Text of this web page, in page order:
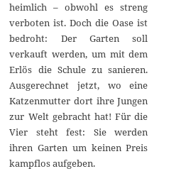
heimlich – obwohl es streng
verboten ist. Doch die Oase ist
bedroht: Der Garten soll
verkauft werden, um mit dem
Erlös die Schule zu sanieren.
Ausgerechnet jetzt, wo eine
Katzenmutter dort ihre Jungen
zur Welt gebracht hat! Für die
Vier steht fest: Sie werden
ihren Garten um keinen Preis
kampflos aufgeben.